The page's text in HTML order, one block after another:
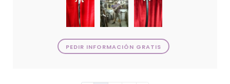
PEDIR INFORMACIÓN GRATIS